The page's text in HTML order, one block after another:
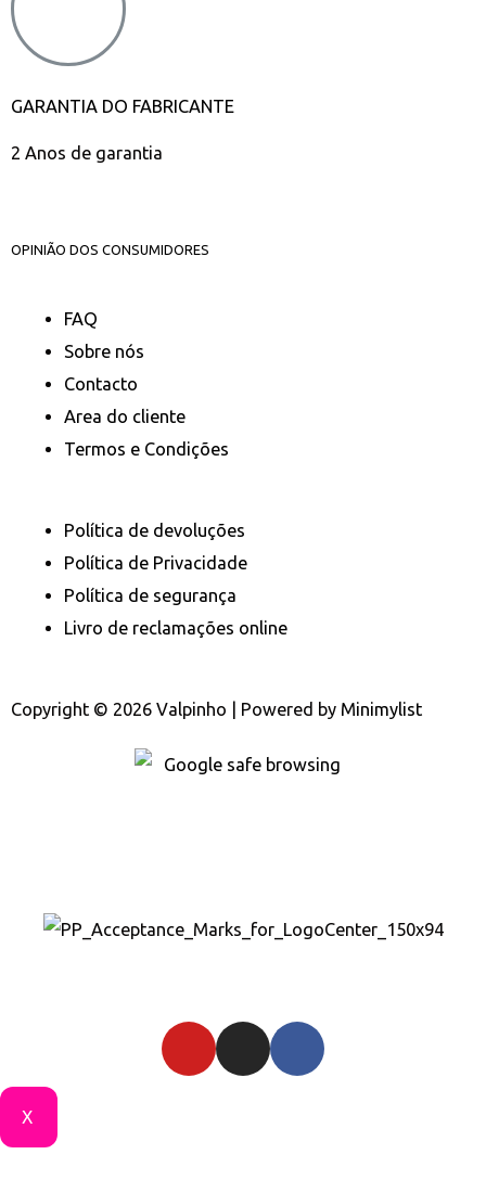
GARANTIA DO FABRICANTE
2 Anos de garantia
OPINIÃO DOS CONSUMIDORES
FAQ
Sobre nós
Contacto
Area do cliente
Termos e Condições
Política de devoluções
Política de Privacidade
Política de segurança
Livro de reclamações online
Copyright © 2026 Valpinho | Powered by Minimylist
X